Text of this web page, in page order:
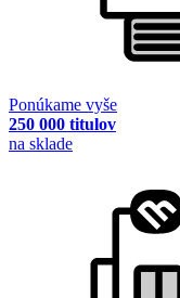
Ponúkame vyše
250 000 titulov
na sklade